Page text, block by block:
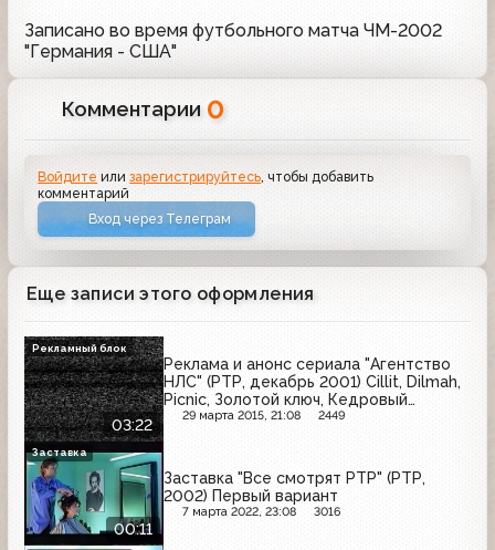
Записано во время футбольного матча ЧМ-2002
"Германия - США"
Комментарии 0
Войдите илизарегистрируйтесь , чтобы добавить
комментарий
Вход через Телеграм
Еще записи этого оформления
03:22
Реклама и анонс сериала "Агентство
НЛС" (РТР, декабрь 2001) Cillit, Dilmah,
Picnic, Золотой ключ, Кедровый
бальзам, Патра, Воздушный, Milagro
29 марта 2015, 21:08 2449
Рекламный блок
00:11
Заставка "Все смотрят РТР" (РТР,
2002) Первый вариант
7 марта 2022, 23:08 3016
Заставка